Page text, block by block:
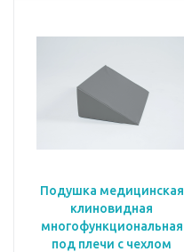
Подушка медицинская
клиновидная
многофункциональная
под плечи с чехлом